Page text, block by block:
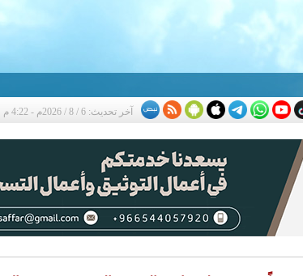
آخر تحديث: 6 / 8 / 2026م - 4:22 م